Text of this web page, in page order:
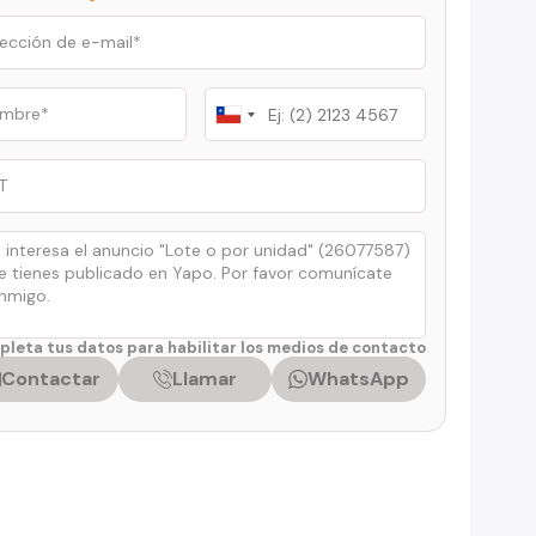
Chile
+56
tus datos para habilitar los medios de contacto
Contactar Llamar WhatsApp